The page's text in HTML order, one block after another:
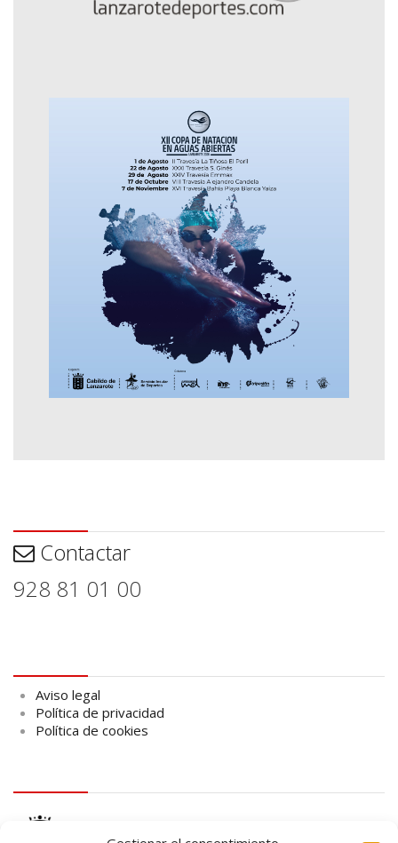
Contactar
928 81 01 00
Aviso legal
Política de privacidad
Política de cookies